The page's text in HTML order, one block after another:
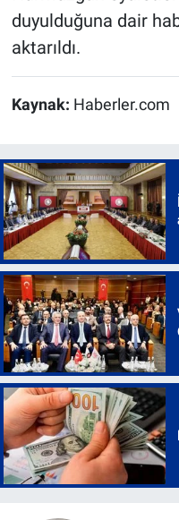
duyulduğuna dair
aktarıldı.
Kaynak: Haberler.com